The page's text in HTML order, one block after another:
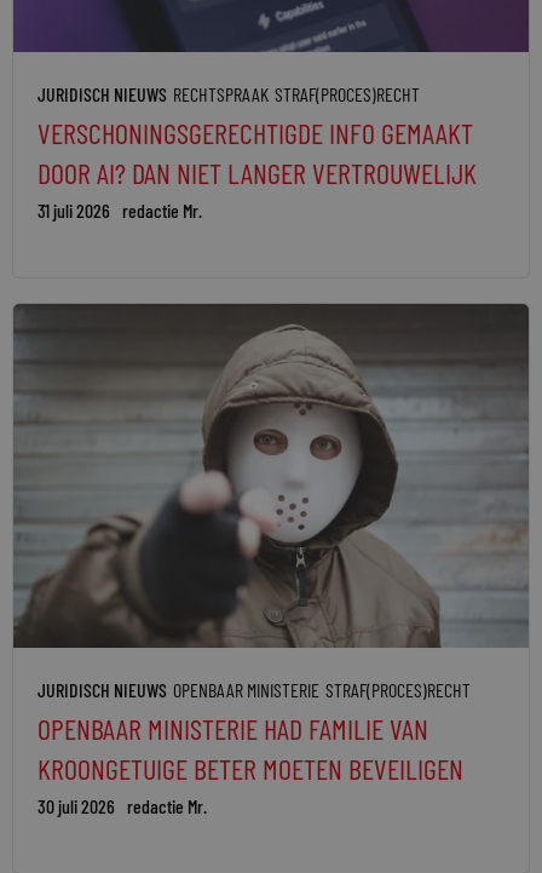
JURIDISCH NIEUWS RECHTSPRAAK STRAF(PROCES)RECHT
VERSCHONINGSGERECHTIGDE INFO GEMAAKT
DOOR AI? DAN NIET LANGER VERTROUWELIJK
31 juli 2026 redactie Mr.
JURIDISCH NIEUWS OPENBAAR MINISTERIE STRAF(PROCES)RECHT
OPENBAAR MINISTERIE HAD FAMILIE VAN
KROONGETUIGE BETER MOETEN BEVEILIGEN
30 juli 2026 redactie Mr.